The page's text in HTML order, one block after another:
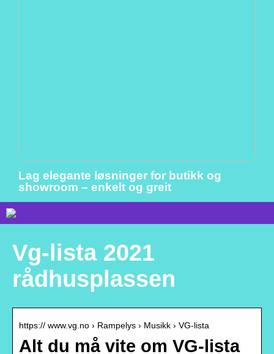
Lag elegante løsninger for butikk og
showroom – enkelt og greit
Vg-lista 2021
rådhusplassen
https:// www.vg.no › Rampelys › Musikk › VG-lista
Alt du må vite om VG-lista